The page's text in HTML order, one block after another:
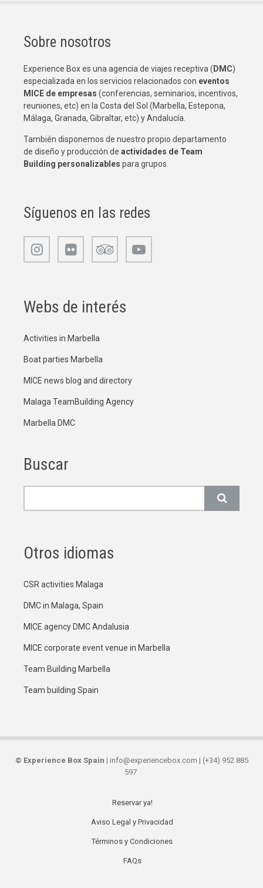
Sobre nosotros
Experience Box es una agencia de viajes receptiva ( DMC)
especializada en los servicios relacionados con eventos
MICE de empresas (conferencias, seminarios, incentivos,
reuniones, etc) en la Costa del Sol (Marbella, Estepona,
Málaga, Granada, Gibraltar, etc) y Andalucía.
También disponemos de nuestro propio departamento
de diseño y producción de actividades de Team
Building personalizables para grupos.
Síguenos en las redes
Webs de interés
Activities in Marbella
Boat parties Marbella
MICE news blog and directory
Malaga TeamBuilding Agency
Marbella DMC
Buscar
Otros idiomas
CSR activities Malaga
DMC in Malaga, Spain
MICE agency DMC Andalusia
MICE corporate event venue in Marbella
Team Building Marbella
Team building Spain
© Experience Box Spain | info@experiencebox.com | (+34) 952 885
597
Reservar ya!
Aviso Legal y Privacidad
Términos y Condiciones
FAQs